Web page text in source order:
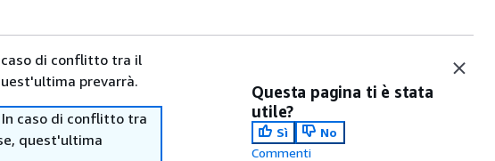
di conflitto tra il
prevarrà.
caso di conflitto tra
quest'ultima
Questa pagina ti è stata
utile?
Sì
No
Commenti